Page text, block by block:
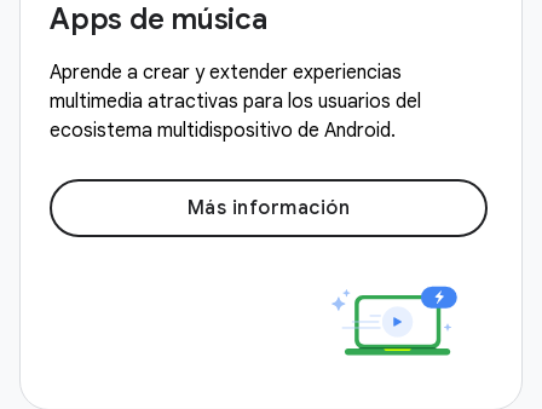
Apps de música
Aprende a crear y extender experiencias
multimedia atractivas para los usuarios del
ecosistema multidispositivo de Android.
Más información